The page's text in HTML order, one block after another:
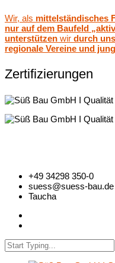
Wir, als mittelständisches
nur auf dem Baufeld
unterstützen wir durch
regionale Vereine und
Zertifizierungen
+49 34298 350-0
suess@suess-bau.de
Taucha